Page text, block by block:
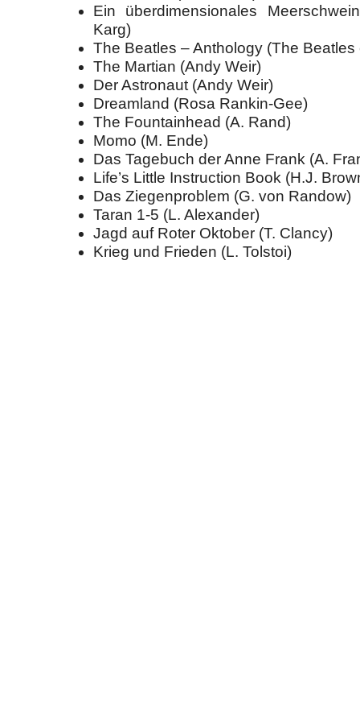
Ein überdimensionales
Karg)
The Beatles – Anthology (The Beatles
The Martian (Andy Weir)
Der Astronaut (Andy Weir)
Dreamland (Rosa Rankin-Gee)
The Fountainhead (A. Rand)
Momo (M. Ende)
Das Tagebuch der Anne Frank (A.
Life’s Little Instruction Book (H.J.
Das Ziegenproblem (G. von Randow)
Taran 1-5 (L. Alexander)
Jagd auf Roter Oktober (T. Clancy)
Krieg und Frieden (L. Tolstoi)